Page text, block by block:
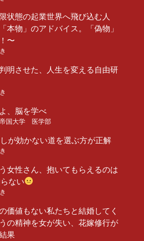
状態の起業世界へ飛び込む人
物」のアドバイス。「偽物」
〜
明させた、人生を変える自由研
、脳を学べ
国大学 医学部
が効かない道を選ぶ方が正解
女性さん、抱いてもらえるのは
ない
価値もない私たちと結婚してく
の精神を女が失い、花嫁修行が
果